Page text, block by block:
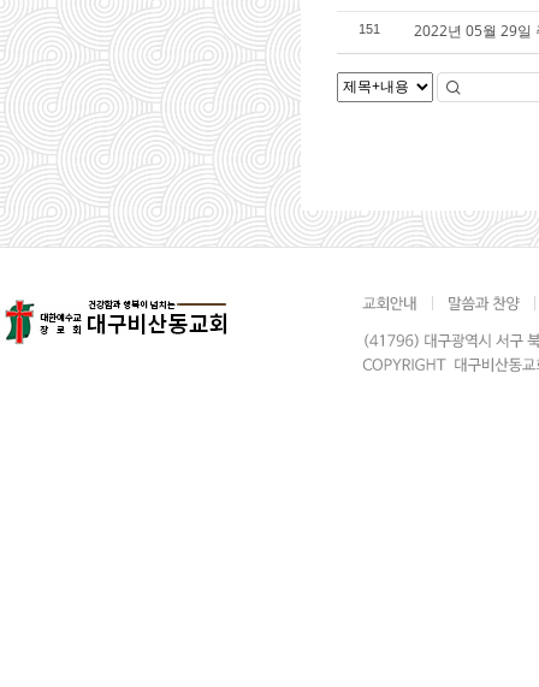
151 2022년 05월 29일